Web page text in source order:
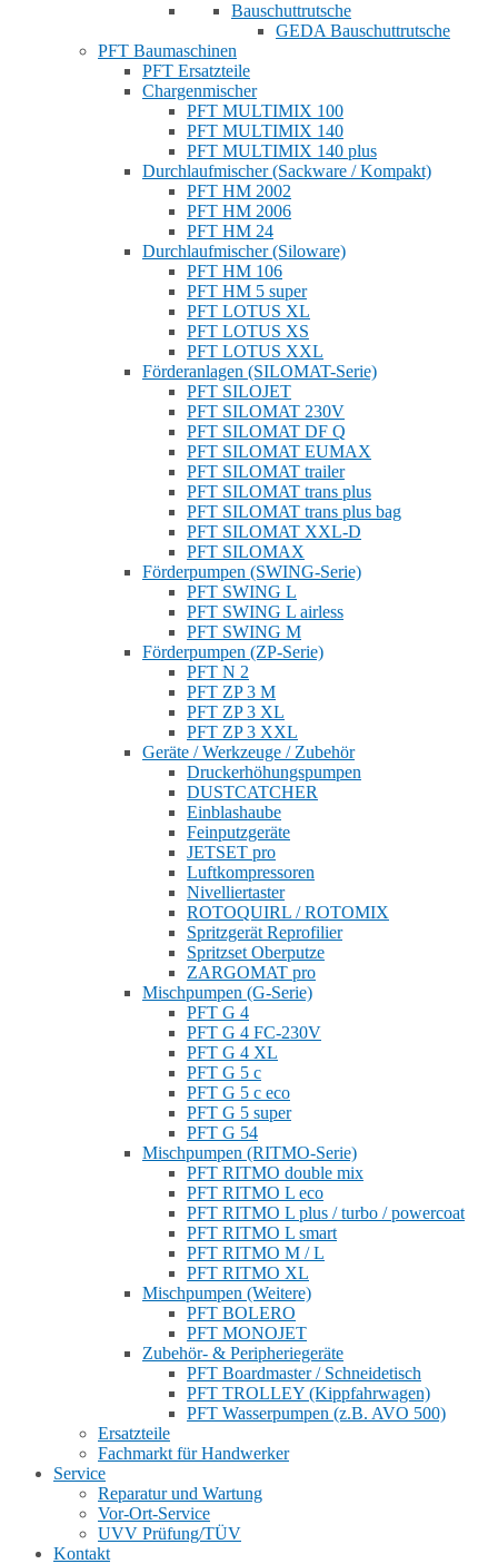
Bauschuttrutsche
GEDA Bauschuttrutsche
PFT Baumaschinen
PFT Ersatzteile
Chargenmischer
PFT MULTIMIX 100
PFT MULTIMIX 140
PFT MULTIMIX 140 plus
Durchlaufmischer (Sackware / Kompakt)
PFT HM 2002
PFT HM 2006
PFT HM 24
Durchlaufmischer (Siloware)
PFT HM 106
PFT HM 5 super
PFT LOTUS XL
PFT LOTUS XS
PFT LOTUS XXL
Förderanlagen (SILOMAT-Serie)
PFT SILOJET
PFT SILOMAT 230V
PFT SILOMAT DF Q
PFT SILOMAT EUMAX
PFT SILOMAT trailer
PFT SILOMAT trans plus
PFT SILOMAT trans plus bag
PFT SILOMAT XXL-D
PFT SILOMAX
Förderpumpen (SWING-Serie)
PFT SWING L
PFT SWING L airless
PFT SWING M
Förderpumpen (ZP-Serie)
PFT N 2
PFT ZP 3 M
PFT ZP 3 XL
PFT ZP 3 XXL
Geräte / Werkzeuge / Zubehör
Druckerhöhungspumpen
DUSTCATCHER
Einblashaube
Feinputzgeräte
JETSET pro
Luftkompressoren
Nivelliertaster
ROTOQUIRL / ROTOMIX
Spritzgerät Reprofilier
Spritzset Oberputze
ZARGOMAT pro
Mischpumpen (G-Serie)
PFT G 4
PFT G 4 FC-230V
PFT G 4 XL
PFT G 5 c
PFT G 5 c eco
PFT G 5 super
PFT G 54
Mischpumpen (RITMO-Serie)
PFT RITMO double mix
PFT RITMO L eco
PFT RITMO L plus / turbo / powercoat
PFT RITMO L smart
PFT RITMO M / L
PFT RITMO XL
Mischpumpen (Weitere)
PFT BOLERO
PFT MONOJET
Zubehör- & Peripheriegeräte
PFT Boardmaster / Schneidetisch
PFT TROLLEY (Kippfahrwagen)
PFT Wasserpumpen (z.B. AVO 500)
Ersatzteile
Fachmarkt für Handwerker
Service
Reparatur und Wartung
Vor-Ort-Service
UVV Prüfung/TÜV
Kontakt